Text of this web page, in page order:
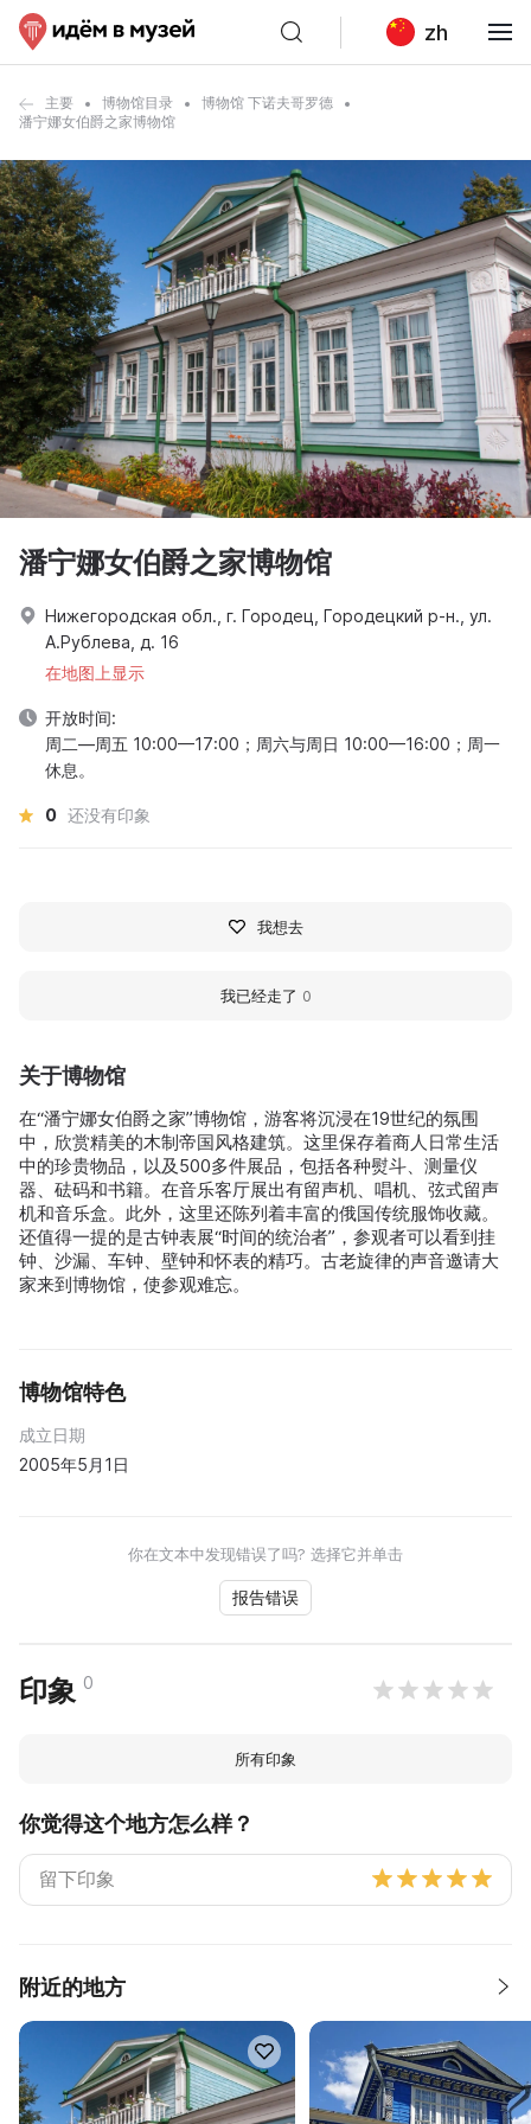
zh
主要 博物馆目录
博物馆 下诺夫哥罗德
潘宁娜女伯爵之家博物馆
关于博物馆
在“潘宁娜女伯爵之家”博物馆，游客将沉浸在19世纪的氛围
中，欣赏精美的木制帝国风格建筑。这里保存着商人日常生活
中的珍贵物品，以及500多件展品，包括各种熨斗、测量仪
器、砝码和书籍。在音乐客厅展出有留声机、唱机、弦式留声
机和音乐盒。此外，这里还陈列着丰富的俄国传统服饰收藏。
还值得一提的是古钟表展“时间的统治者”，参观者可以看到挂
钟、沙漏、车钟、壁钟和怀表的精巧。古老旋律的声音邀请大
家来到博物馆，使参观难忘。
博物馆特色
成立日期
2005年5月1日
你在文本中发现错误了吗? 选择它并单击
报告错误
印象 0
所有印象
你觉得这个地方怎么样？
附近的地方
潘宁娜女伯爵之家博物馆
Нижегородская обл., г. Городец, Городецкий р-н., ул.
А.Рублева, д. 16
在地图上显示
开放时间:
周二—周五 10:00—17:00；周六与周日 10:00—16:00；周一
休息。
0 还没有印象
我想去
我已经走了 0